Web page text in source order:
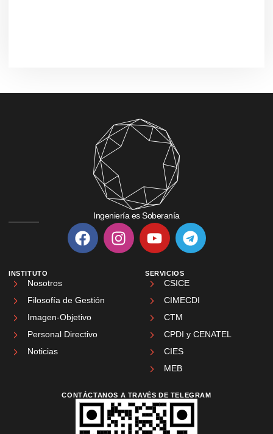
Ingeniería es Soberanía
INSTITUTO
Nosotros
Filosofía de Gestión
Imagen-Objetivo
Personal Directivo
Noticias
SERVICIOS
CSICE
CIMECDI
CTM
CPDI y CENATEL
CIES
MEB
CONTÁCTANOS A TRAVÉS DE TELEGRAM